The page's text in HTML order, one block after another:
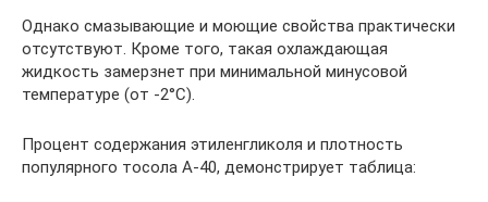
Однако смазывающие и моющие свойства практически
отсутствуют. Кроме того, такая охлаждающая
жидкость замерзнет при минимальной минусовой
температуре (от -2°C).
Процент содержания этиленгликоля и плотность
популярного тосола А-40, демонстрирует таблица: